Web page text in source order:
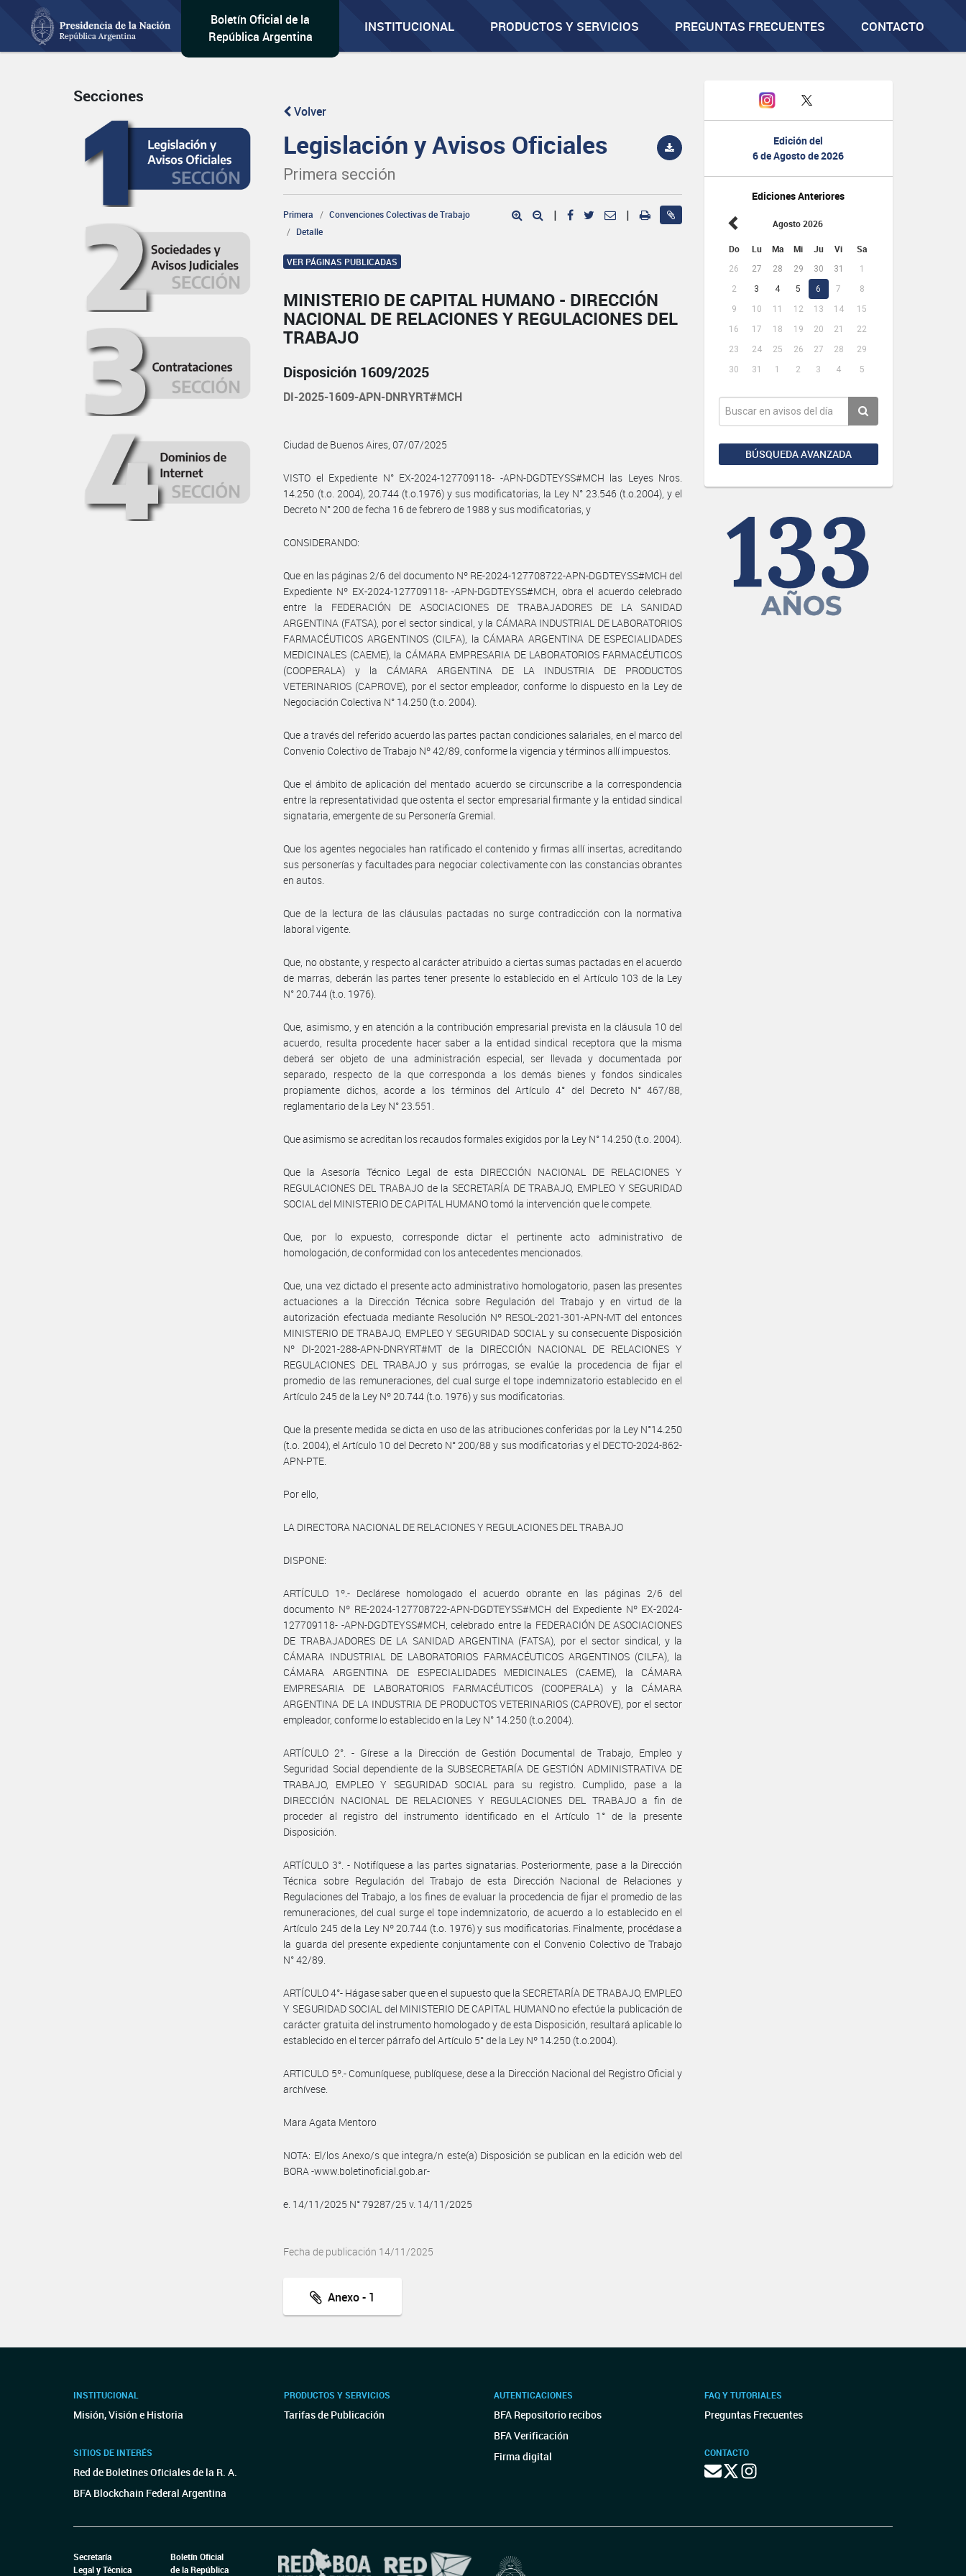
Boletín Oficial de la
República Argentina
INSTITUCIONAL PRODUCTOS Y SERVICIOS PREGUNTAS FRECUENTES CONTACTO
Edición del
6 de Agosto de 2026
Ediciones Anteriores
Agosto 2026
Do Lu Ma Mi Ju Vi Sa
26 27 28 29 30 31
1
2
3 4 5 6 7
8
9
10 11 12 13 14
15
16
17 18 19 20 21
22
23
24 25 26 27 28
29
30
31 1 2 3 4 5
BÚSQUEDA AVANZADA
Secciones
Volver
Legislación y Avisos Oficiales
Primera sección
Primera
Convenciones Colectivas de Trabajo
Detalle
| |
VER PÁGINAS PUBLICADAS
MINISTERIO DE CAPITAL HUMANO - DIRECCIÓN
NACIONAL DE RELACIONES Y REGULACIONES DEL
TRABAJO
Disposición 1609/2025
DI-2025-1609-APN-DNRYRT#MCH
Ciudad de Buenos Aires, 07/07/2025
VISTO el Expediente N° EX-2024-127709118- -APN-DGDTEYSS#MCH las Leyes Nros.
14.250 (t.o. 2004), 20.744 (t.o.1976) y sus modificatorias, la Ley N° 23.546 (t.o.2004), y el
Decreto N° 200 de fecha 16 de febrero de 1988 y sus modificatorias, y
CONSIDERANDO:
Que en las páginas 2/6 del documento Nº RE-2024-127708722-APN-DGDTEYSS#MCH del
Expediente Nº EX-2024-127709118- -APN-DGDTEYSS#MCH, obra el acuerdo celebrado
entre la FEDERACIÓN DE ASOCIACIONES DE TRABAJADORES DE LA SANIDAD
ARGENTINA (FATSA), por el sector sindical, y la CÁMARA INDUSTRIAL DE LABORATORIOS
FARMACÉUTICOS ARGENTINOS (CILFA), la CÁMARA ARGENTINA DE ESPECIALIDADES
MEDICINALES (CAEME), la CÁMARA EMPRESARIA DE LABORATORIOS FARMACÉUTICOS
(COOPERALA) y la CÁMARA ARGENTINA DE LA INDUSTRIA DE PRODUCTOS
VETERINARIOS (CAPROVE), por el sector empleador, conforme lo dispuesto en la Ley de
Negociación Colectiva N° 14.250 (t.o. 2004).
Que a través del referido acuerdo las partes pactan condiciones salariales, en el marco del
Convenio Colectivo de Trabajo Nº 42/89, conforme la vigencia y términos allí impuestos.
Que el ámbito de aplicación del mentado acuerdo se circunscribe a la correspondencia
entre la representatividad que ostenta el sector empresarial firmante y la entidad sindical
signataria, emergente de su Personería Gremial.
Que los agentes negociales han ratificado el contenido y firmas allí insertas, acreditando
sus personerías y facultades para negociar colectivamente con las constancias obrantes
en autos.
Que de la lectura de las cláusulas pactadas no surge contradicción con la normativa
laboral vigente.
Que, no obstante, y respecto al carácter atribuido a ciertas sumas pactadas en el acuerdo
de marras, deberán las partes tener presente lo establecido en el Artículo 103 de la Ley
N° 20.744 (t.o. 1976).
Que, asimismo, y en atención a la contribución empresarial prevista en la cláusula 10 del
acuerdo, resulta procedente hacer saber a la entidad sindical receptora que la misma
deberá ser objeto de una administración especial, ser llevada y documentada por
separado, respecto de la que corresponda a los demás bienes y fondos sindicales
propiamente dichos, acorde a los términos del Artículo 4° del Decreto N° 467/88,
reglamentario de la Ley N° 23.551.
Que asimismo se acreditan los recaudos formales exigidos por la Ley N° 14.250 (t.o. 2004).
Que la Asesoría Técnico Legal de esta DIRECCIÓN NACIONAL DE RELACIONES Y
REGULACIONES DEL TRABAJO de la SECRETARÍA DE TRABAJO, EMPLEO Y SEGURIDAD
SOCIAL del MINISTERIO DE CAPITAL HUMANO tomó la intervención que le compete.
Que, por lo expuesto, corresponde dictar el pertinente acto administrativo de
homologación, de conformidad con los antecedentes mencionados.
Que, una vez dictado el presente acto administrativo homologatorio, pasen las presentes
actuaciones a la Dirección Técnica sobre Regulación del Trabajo y en virtud de la
autorización efectuada mediante Resolución Nº RESOL-2021-301-APN-MT del entonces
MINISTERIO DE TRABAJO, EMPLEO Y SEGURIDAD SOCIAL y su consecuente Disposición
Nº DI-2021-288-APN-DNRYRT#MT de la DIRECCIÓN NACIONAL DE RELACIONES Y
REGULACIONES DEL TRABAJO y sus prórrogas, se evalúe la procedencia de fijar el
promedio de las remuneraciones, del cual surge el tope indemnizatorio establecido en el
Artículo 245 de la Ley Nº 20.744 (t.o. 1976) y sus modificatorias.
Que la presente medida se dicta en uso de las atribuciones conferidas por la Ley N°14.250
(t.o. 2004), el Artículo 10 del Decreto N° 200/88 y sus modificatorias y el DECTO-2024-862-
APN-PTE.
Por ello,
LA DIRECTORA NACIONAL DE RELACIONES Y REGULACIONES DEL TRABAJO
DISPONE:
ARTÍCULO 1º.- Declárese homologado el acuerdo obrante en las páginas 2/6 del
documento Nº RE-2024-127708722-APN-DGDTEYSS#MCH del Expediente Nº EX-2024-
127709118- -APN-DGDTEYSS#MCH, celebrado entre la FEDERACIÓN DE ASOCIACIONES
DE TRABAJADORES DE LA SANIDAD ARGENTINA (FATSA), por el sector sindical, y la
CÁMARA INDUSTRIAL DE LABORATORIOS FARMACÉUTICOS ARGENTINOS (CILFA), la
CÁMARA ARGENTINA DE ESPECIALIDADES MEDICINALES (CAEME), la CÁMARA
EMPRESARIA DE LABORATORIOS FARMACÉUTICOS (COOPERALA) y la CÁMARA
ARGENTINA DE LA INDUSTRIA DE PRODUCTOS VETERINARIOS (CAPROVE), por el sector
empleador, conforme lo establecido en la Ley N° 14.250 (t.o.2004).
ARTÍCULO 2°. - Gírese a la Dirección de Gestión Documental de Trabajo, Empleo y
Seguridad Social dependiente de la SUBSECRETARÍA DE GESTIÓN ADMINISTRATIVA DE
TRABAJO, EMPLEO Y SEGURIDAD SOCIAL para su registro. Cumplido, pase a la
DIRECCIÓN NACIONAL DE RELACIONES Y REGULACIONES DEL TRABAJO a fin de
proceder al registro del instrumento identificado en el Artículo 1° de la presente
Disposición.
ARTÍCULO 3°. - Notifíquese a las partes signatarias. Posteriormente, pase a la Dirección
Técnica sobre Regulación del Trabajo de esta Dirección Nacional de Relaciones y
Regulaciones del Trabajo, a los fines de evaluar la procedencia de fijar el promedio de las
remuneraciones, del cual surge el tope indemnizatorio, de acuerdo a lo establecido en el
Artículo 245 de la Ley Nº 20.744 (t.o. 1976) y sus modificatorias. Finalmente, procédase a
la guarda del presente expediente conjuntamente con el Convenio Colectivo de Trabajo
N° 42/89.
ARTÍCULO 4°- Hágase saber que en el supuesto que la SECRETARÍA DE TRABAJO, EMPLEO
Y SEGURIDAD SOCIAL del MINISTERIO DE CAPITAL HUMANO no efectúe la publicación de
carácter gratuita del instrumento homologado y de esta Disposición, resultará aplicable lo
establecido en el tercer párrafo del Artículo 5° de la Ley Nº 14.250 (t.o.2004).
ARTICULO 5º.- Comuníquese, publíquese, dese a la Dirección Nacional del Registro Oficial y
archívese.
Mara Agata Mentoro
NOTA: El/los Anexo/s que integra/n este(a) Disposición se publican en la edición web del
BORA -www.boletinoficial.gob.ar-
e. 14/11/2025 N° 79287/25 v. 14/11/2025
Fecha de publicación 14/11/2025
Anexo - 1
INSTITUCIONAL
Misión, Visión e Historia
SITIOS DE INTERÉS
Red de Boletines Oficiales de la R. A.
BFA Blockchain Federal Argentina
PRODUCTOS Y SERVICIOS
Tarifas de Publicación
AUTENTICACIONES
BFA Repositorio recibos
BFA Verificación
Firma digital
FAQ Y TUTORIALES
Preguntas Frecuentes
CONTACTO
Secretaría
Legal y Técnica
Boletín Oficial
de la República